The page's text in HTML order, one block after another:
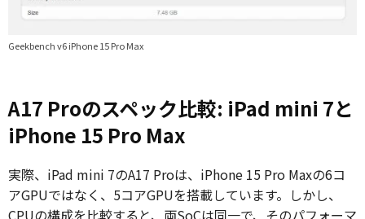
Geekbench v6 iPhone 15 Pro Max
A17 Proのスペック比較: iPad mini 7と
iPhone 15 Pro Max
実際、iPad mini 7のA17 Proは、iPhone 15 Pro Maxの6コ
アGPUではなく、5コアGPUを搭載しています。しかし、